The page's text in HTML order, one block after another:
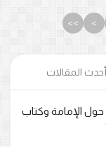
>
>>
أحدث المقالات
حول الإمامة وكتاب